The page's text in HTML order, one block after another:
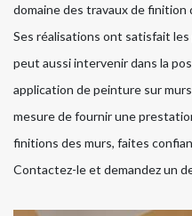
domaine des travaux de finition
Ses réalisations ont satisfait
peut aussi intervenir dans la
application de peinture sur
mesure de fournir une
finitions des murs, faites
Contactez-le et demandez un